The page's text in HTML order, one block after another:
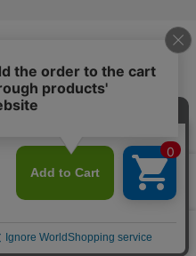
イバシーポリシー
リクルート ご利用ガイド
RESERVED.
トに入れる